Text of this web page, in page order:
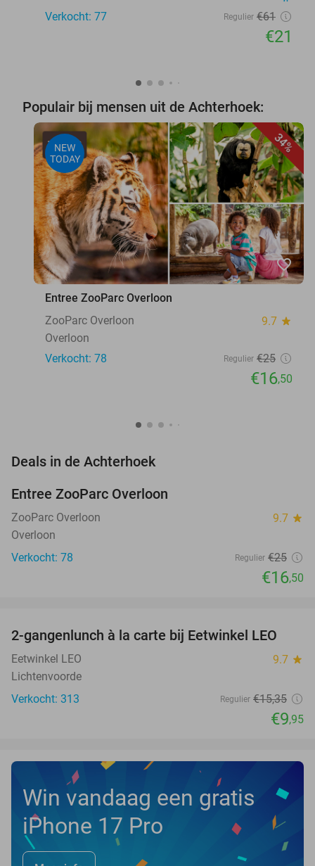
Verkocht: 77 Regulier €61
€21
Populair bij mensen uit de Achterhoek:
34%
NEW
TODAY
favorite_border
Entree ZooParc Overloon
ZooParc Overloon
9.7 star
Overloon
Verkocht: 78
Regulier €25
€16,50
Deals in de Achterhoek
TODAY
Entree ZooParc Overloon
ZooParc Overloon 9.7 star
Overloon
Verkocht: 78
Regulier €25
€16,50
35%
2-gangenlunch à la carte bij Eetwinkel LEO
Eetwinkel LEO 9.7 star
Lichtenvoorde
Verkocht: 313
Regulier €15,35
€9,95
Win vandaag een gratis
iPhone 17 Pro